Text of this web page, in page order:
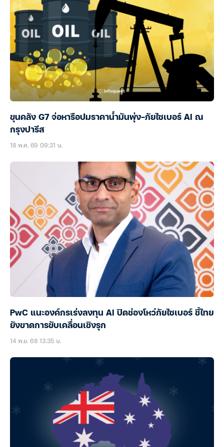
ขุนคลัง G7 จ่อหารือปมราคาน้ำมันพุ่ง-ภัยไซเบอร์ AI ณ
กรุงปารีส
18 พ.ค. 69 09:31 น.
PwC แนะองค์กรเร่งลงทุน AI ปิดช่องโหว่ภัยไซเบอร์ ชี้ไทย
ยังขาดการขับเคลื่อนเชิงรุก
14 พ.ย. 68 13:35 น.